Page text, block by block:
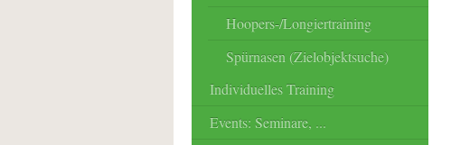
Hoopers-/Longiertraining
Spürnasen (Zielobjektsuche)
Individuelles Training
Events: Seminare, ...